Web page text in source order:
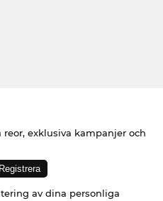
exklusiva kampanjer och
av dina personliga